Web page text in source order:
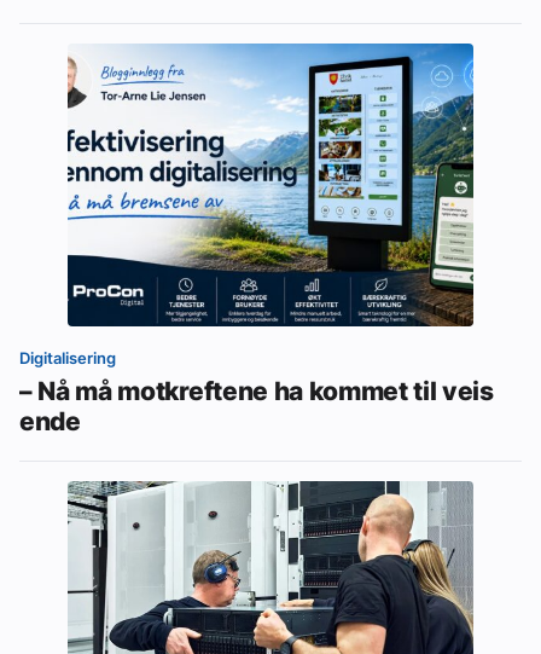
Digitalisering
– Nå må motkreftene ha kommet til veis
ende